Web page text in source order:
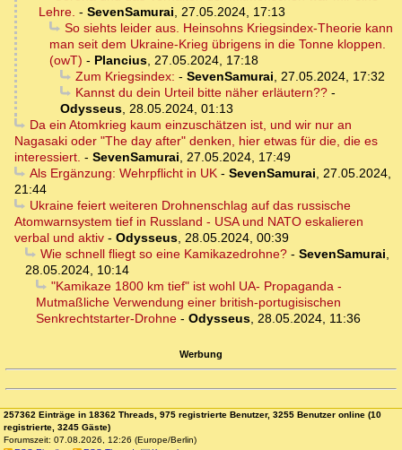
Lehre. - SevenSamurai, 27.05.2024, 17:13
So siehts leider aus. Heinsohns Kriegsindex-Theorie kann
man seit dem Ukraine-Krieg übrigens in die Tonne kloppen.
(owT) - Plancius, 27.05.2024, 17:18
Zum Kriegsindex: - SevenSamurai, 27.05.2024, 17:32
Kannst du dein Urteil bitte näher erläutern??-
Odysseus, 28.05.2024, 01:13
Da ein Atomkrieg kaum einzuschätzen ist, und wir nur an
Nagasaki oder "The day after" denken, hier etwas für die, die es
interessiert. - SevenSamurai, 27.05.2024, 17:49
Als Ergänzung: Wehrpflicht in UK- SevenSamurai, 27.05.2024,
21:44
Ukraine feiert weiteren Drohnenschlag auf das russische
Atomwarnsystem tief in Russland - USA und NATO eskalieren
verbal und aktiv - Odysseus, 28.05.2024, 00:39
Wie schnell fliegt so eine Kamikazedrohne?- SevenSamurai,
28.05.2024, 10:14
"Kamikaze 1800 km tief" ist wohl UA- Propaganda -
Mutmaßliche Verwendung einer british-portugisischen
Senkrechtstarter-Drohne - Odysseus, 28.05.2024, 11:36
Werbung
257362 Einträge in 18362 Threads, 975 registrierte Benutzer, 3255 Benutzer online (10
registrierte, 3245 Gäste)
Forumszeit: 07.08.2026, 12:26 (Europe/Berlin)